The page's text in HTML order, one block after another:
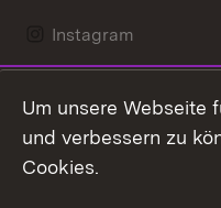
Instagram
Mastodon
Messenger
Um unsere Webseite
und verbessern zu
Cookies.